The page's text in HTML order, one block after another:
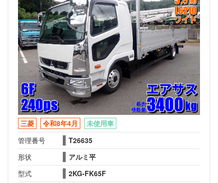
三菱 令和8年4月
未使用車
管理番号
T26635
形状
アルミ平
型式
2KG-FK65F